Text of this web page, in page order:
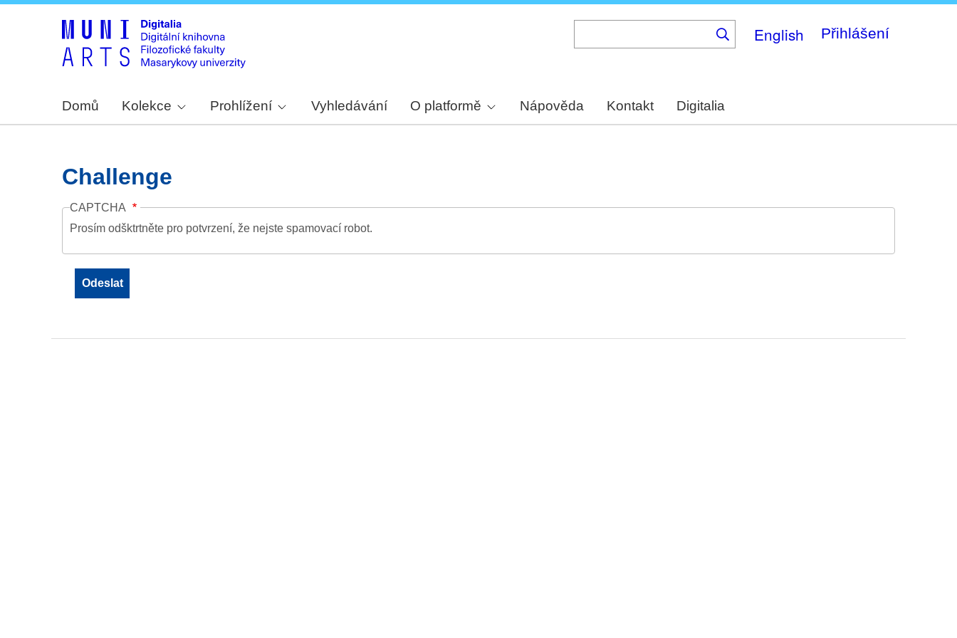
English Přihlášení
Domů Kolekce Prohlížení Vyhledávání O platformě Nápověda Kontakt Digitalia
Challenge
CAPTCHA
Prosím odšktrtněte pro potvrzení, že nejste spamovací robot.